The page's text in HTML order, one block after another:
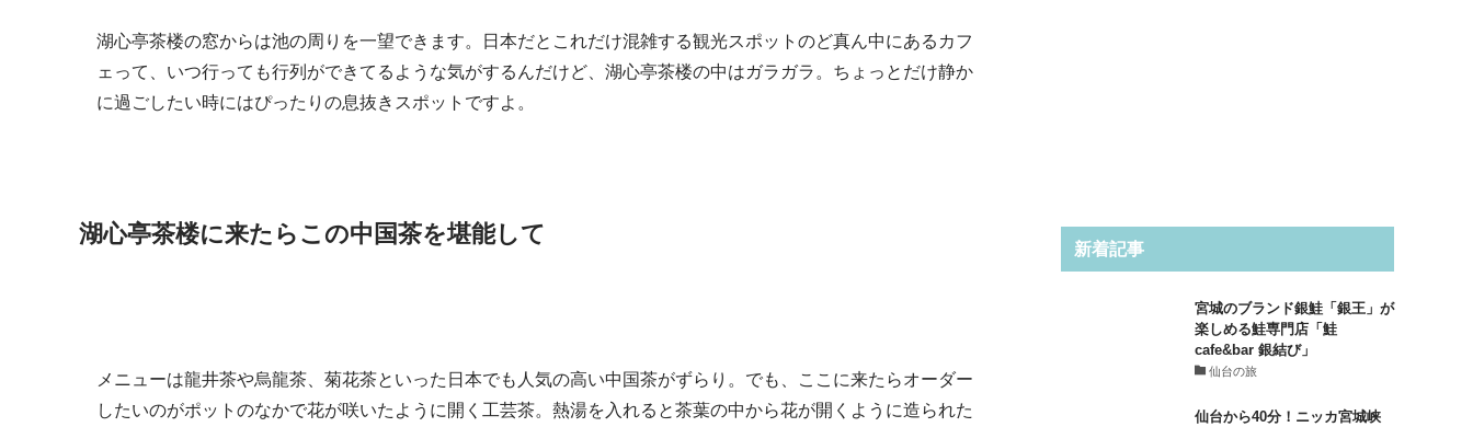
湖心亭茶楼の窓からは池の周りを一望できます。日本だとこれだけ混雑する観光スポットのど真ん中にあるカフ
ェって、いつ行っても行列ができてるような気がするんだけど、湖心亭茶楼の中はガラガラ。ちょっとだけ静か
に過ごしたい時にはぴったりの息抜きスポットですよ。
湖心亭茶楼に来たらこの中国茶を堪能して
メニューは龍井茶や烏龍茶、菊花茶といった日本でも人気の高い中国茶がずらり。でも、ここに来たらオーダー
したいのがポットのなかで花が咲いたように開く工芸茶。熱湯を入れると茶葉の中から花が開くように造られた
新着記事
宮城のブランド銀鮭「銀王」が
楽しめる鮭専門店「鮭
cafe&bar 銀結び」
仙台の旅
仙台から40分！ニッカ宮城峡